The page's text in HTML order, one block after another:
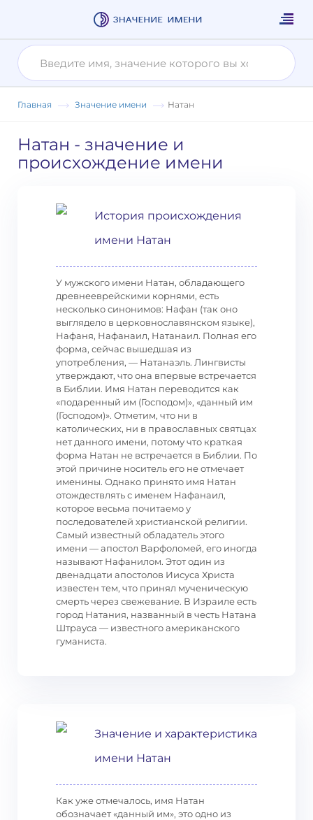
Главная Значение имени Натан
Натан - значение и
происхождение имени
История происхождения
имени Натан
У мужского имени Натан, обладающего
древнееврейскими корнями, есть
несколько синонимов: Нафан (так оно
выглядело в церковнославянском языке),
Нафаня, Нафанаил, Натанаил. Полная его
форма, сейчас вышедшая из
употребления, — Натанаэль. Лингвисты
утверждают, что она впервые встречается
в Библии. Имя Натан переводится как
«подаренный им (Господом)», «данный им
(Господом)». Отметим, что ни в
католических, ни в православных святцах
нет данного имени, потому что краткая
форма Натан не встречается в Библии. По
этой причине носитель его не отмечает
именины. Однако принято имя Натан
отождествлять с именем Нафанаил,
которое весьма почитаемо у
последователей христианской религии.
Самый известный обладатель этого
имени — апостол Варфоломей, его иногда
называют Нафанилом. Этот один из
двенадцати апостолов Иисуса Христа
известен тем, что принял мученическую
смерть через свежевание. В Израиле есть
город Натания, названный в честь Натана
Штрауса — известного американского
гуманиста.
Значение и характеристика
имени Натан
Как уже отмечалось, имя Натан
обозначает «данный им», это одно из